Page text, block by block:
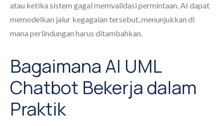
atau ketika sistem gagal memvalidasi permintaan. AI dapat
memodelkan jalur kegagalan tersebut, menunjukkan di
mana perlindungan harus ditambahkan.
Bagaimana AI UML
Chatbot Bekerja dalam
Praktik